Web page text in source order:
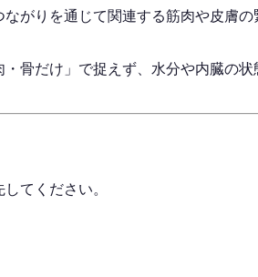
がりを通じて関連する筋肉や皮膚
骨だけ」で捉えず、水分や内臓の状
てください。